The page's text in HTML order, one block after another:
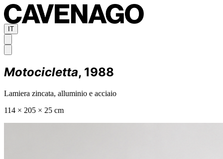
IT
Motocicletta, 1988
Lamiera zincata, alluminio e acciaio
114 × 205 × 25 cm